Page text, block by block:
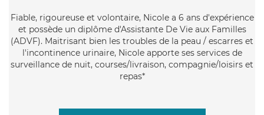
Fiable, rigoureuse et volontaire, Nicole a 6 ans d'expérience
et possède un diplôme d'Assistante De Vie aux Familles
(ADVF). Maitrisant bien les troubles de la peau / escarres et
l'incontinence urinaire, Nicole apporte ses services de
surveillance de nuit, courses/livraison, compagnie/loisirs et
repas*